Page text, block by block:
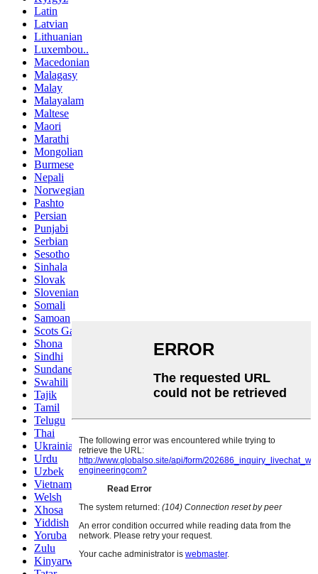
Latin
Latvian
Lithuanian
Luxembou..
Macedonian
Malagasy
Malay
Malayalam
Maltese
Maori
Marathi
Mongolian
Burmese
Nepali
Norwegian
Pashto
Persian
Punjabi
Serbian
Sesotho
Sinhala
Slovak
Slovenian
Somali
Samoan
Scots Gaelic
Shona
Sindhi
Sundanese
Swahili
Tajik
Tamil
Telugu
Thai
Ukrainian
Urdu
Uzbek
Vietnamese
Welsh
Xhosa
Yiddish
Yoruba
Zulu
Kinyarwanda